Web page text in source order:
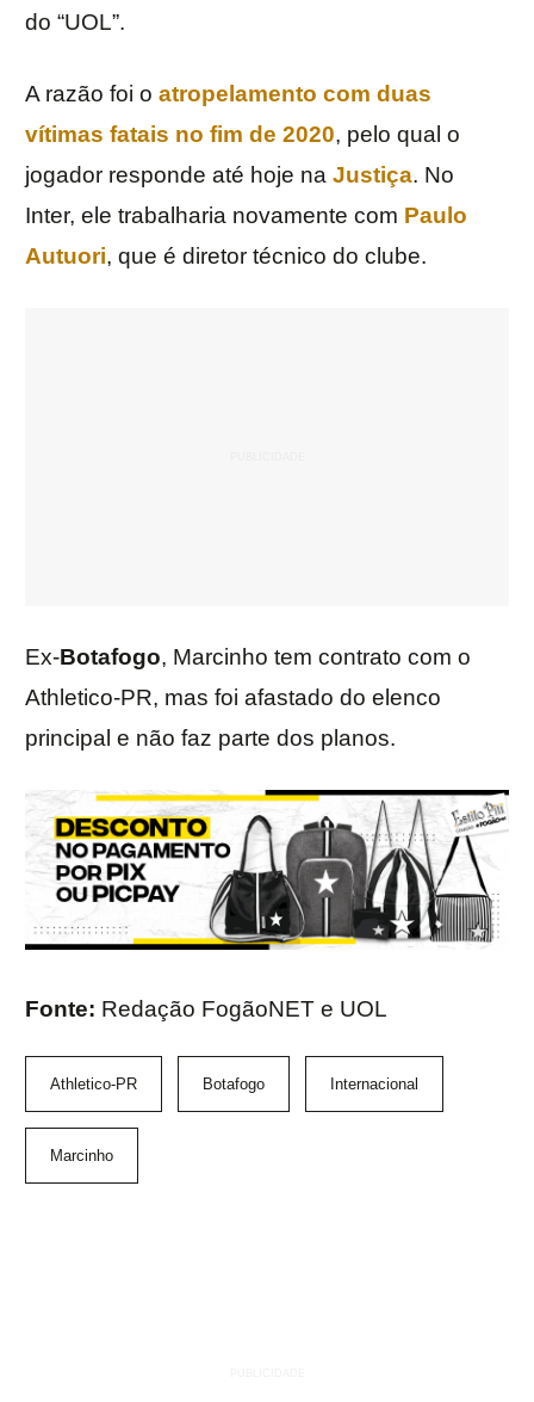
do “UOL”.
A razão foi o atropelamento com duas
vítimas fatais no fim de 2020, pelo qual o
jogador responde até hoje na Justiça. No
Inter, ele trabalharia novamente com Paulo
Autuori, que é diretor técnico do clube.
Ex-Botafogo, Marcinho tem contrato com o
Athletico-PR, mas foi afastado do elenco
principal e não faz parte dos planos.
Fonte: Redação FogãoNET e UOL
Athletico-PR Botafogo Internacional
Marcinho